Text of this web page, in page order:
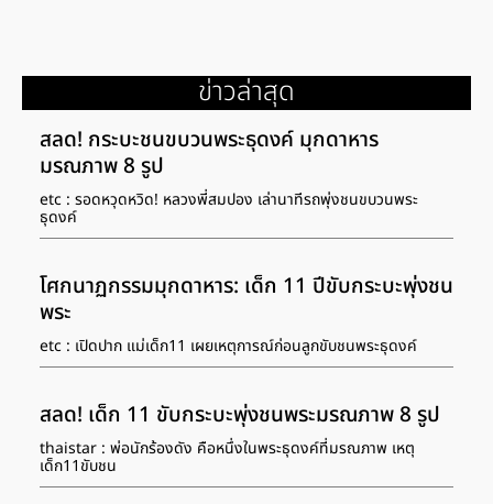
ข่าวล่าสุด
สลด! กระบะชนขบวนพระธุดงค์ มุกดาหาร
มรณภาพ 8 รูป
etc : รอดหวุดหวิด! หลวงพี่สมปอง เล่านาทีรถพุ่งชนขบวนพระ
ธุดงค์
โศกนาฏกรรมมุกดาหาร: เด็ก 11 ปีขับกระบะพุ่งชน
พระ
etc : เปิดปาก แม่เด็ก11 เผยเหตุการณ์ก่อนลูกขับชนพระธุดงค์
สลด! เด็ก 11 ขับกระบะพุ่งชนพระมรณภาพ 8 รูป
thaistar : พ่อนักร้องดัง คือหนึ่งในพระธุดงค์ที่มรณภาพ เหตุ
เด็ก11ขับชน